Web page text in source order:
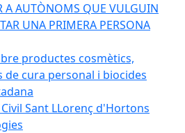
A AUTÒNOMS QUE VULGUIN
UNA PRIMERA PERSONA
productes cosmètics,
de cura personal i biocides
Sant LLorenç d'Hortons